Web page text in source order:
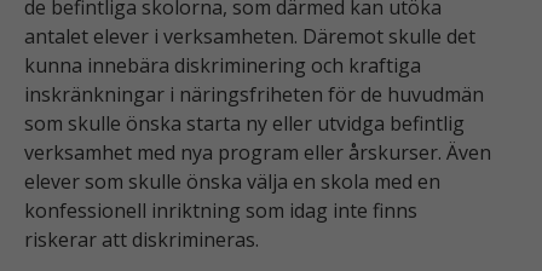
de befintliga skolorna, som därmed kan utöka
antalet elever i verksamheten. Däremot skulle det
kunna innebära diskriminering och kraftiga
inskränkningar i näringsfriheten för de huvudmän
som skulle önska starta ny eller utvidga befintlig
verksamhet med nya program eller årskurser. Även
elever som skulle önska välja en skola med en
konfessionell inriktning som idag inte finns
riskerar att diskrimineras.
webbplatsen
över huvud
taget ska
fungera.
S
t